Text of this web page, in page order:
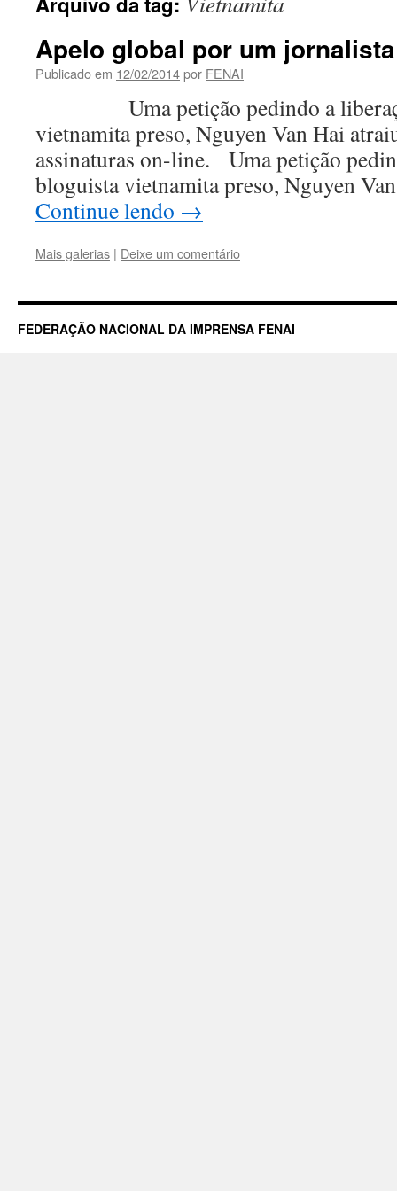
Apelo global por um
Publicado em 12/02/2014por FENAI
Uma petição pedindo a
vietnamita preso, Nguyen Van Hai
assinaturas on-line. Uma petição
bloguista vietnamita preso, Nguyen
Continue lendo →
Mais galerias | Deixe um comentário
FEDERAÇÃO NACIONAL DA IMPRENSA FENAI